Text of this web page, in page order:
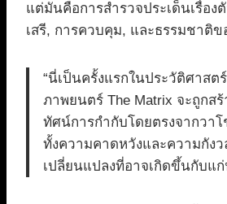
แต่มันคือการสำรวจประเด็นเรื่อง
เสรี, การควบคุม, และธรรมชาติข
“นี่เป็นครั้งแรกในประวัติศาส
ภาพยนตร์ The Matrix จะถูกส
ทัศน์การกำกับโดยตรงจากวาโ
ทั้งความคาดหวังและความกังว
เปลี่ยนแปลงที่อาจเกิดขึ้นกับแก่